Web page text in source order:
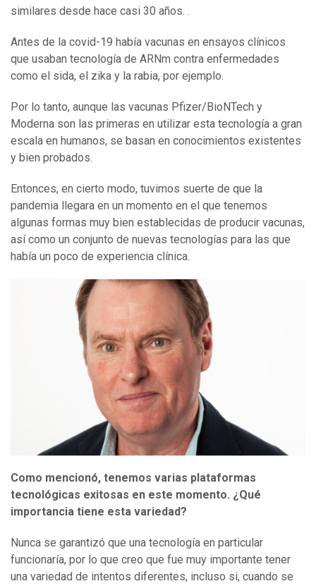
similares desde hace casi 30 años. .
Antes de la covid-19 había vacunas en ensayos clínicos
que usaban tecnología de ARNm contra enfermedades
como el sida, el zika y la rabia, por ejemplo.
Por lo tanto, aunque las vacunas Pfizer/BioNTech y
Moderna son las primeras en utilizar esta tecnología a gran
escala en humanos, se basan en conocimientos existentes
y bien probados.
Entonces, en cierto modo, tuvimos suerte de que la
pandemia llegara en un momento en el que tenemos
algunas formas muy bien establecidas de producir vacunas,
así como un conjunto de nuevas tecnologías para las que
había un poco de experiencia clínica.
Como mencionó, tenemos varias plataformas
tecnológicas exitosas en este momento. ¿Qué
importancia tiene esta variedad?
Nunca se garantizó que una tecnología en particular
funcionaría, por lo que creo que fue muy importante tener
una variedad de intentos diferentes, incluso si, cuando se